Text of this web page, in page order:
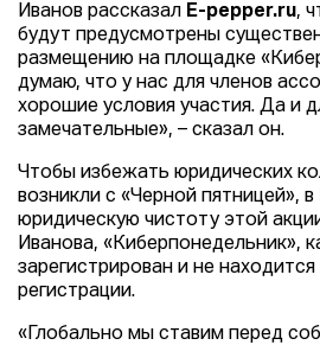
Иванов рассказал E-pepper.ru,
будут предусмотрены
размещению на площадке
думаю, что у нас для членов
хорошие условия участия. Да и
замечательные», – сказал он.
Чтобы избежать юридических
возникли с «Черной пятницей»,
юридическую чистоту этой
Иванова, «Киберпонедельник»,
зарегистрирован и не
регистрации.
«Глобально мы ставим перед